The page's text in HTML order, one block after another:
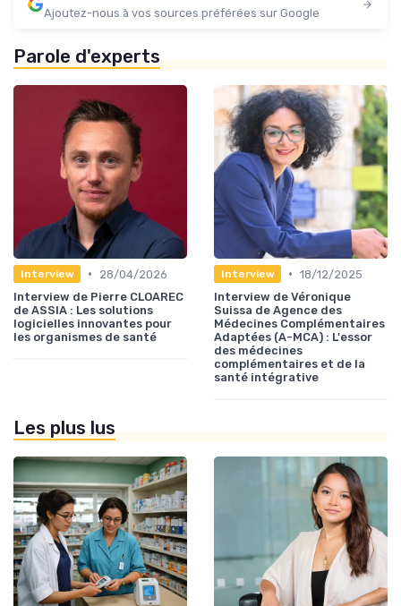
Ajoutez-nous à vos sources préférées sur Google
Parole d'experts
Interview •
28/04/2026
Interview de Pierre CLOAREC
de ASSIA : Les solutions
logicielles innovantes pour
les organismes de santé
Interview • 18/12/2025
Interview de Véronique
Suissa de Agence des
Médecines Complémentaires
Adaptées (A-MCA) : L'essor
des médecines
complémentaires et de la
santé intégrative
Les plus lus